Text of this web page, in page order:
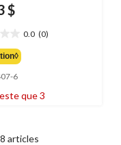
$
0.0 (0)
6
que 3
articles